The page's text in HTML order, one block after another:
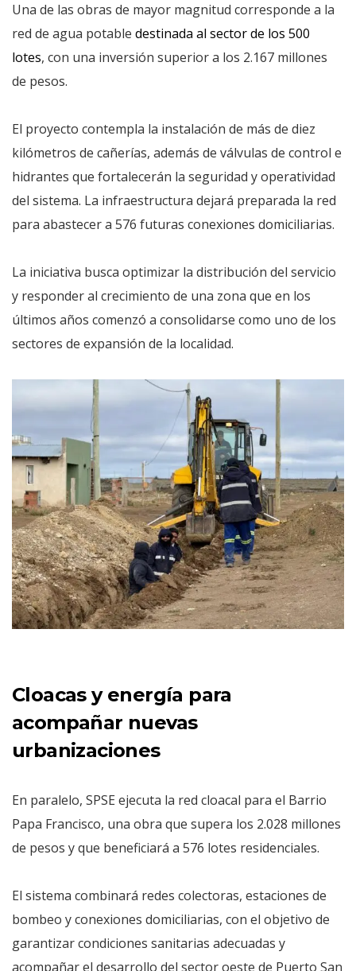
Una de las obras de mayor magnitud corresponde a la
red de agua potable destinada al sector de los 500
lotes, con una inversión superior a los 2.167 millones
de pesos.
El proyecto contempla la instalación de más de diez
kilómetros de cañerías, además de válvulas de control e
hidrantes que fortalecerán la seguridad y operatividad
del sistema. La infraestructura dejará preparada la red
para abastecer a 576 futuras conexiones domiciliarias.
La iniciativa busca optimizar la distribución del servicio
y responder al crecimiento de una zona que en los
últimos años comenzó a consolidarse como uno de los
sectores de expansión de la localidad.
Cloacas y energía para
acompañar nuevas
urbanizaciones
En paralelo, SPSE ejecuta la red cloacal para el Barrio
Papa Francisco, una obra que supera los 2.028 millones
de pesos y que beneficiará a 576 lotes residenciales.
El sistema combinará redes colectoras, estaciones de
bombeo y conexiones domiciliarias, con el objetivo de
garantizar condiciones sanitarias adecuadas y
acompañar el desarrollo del sector oeste de Puerto San